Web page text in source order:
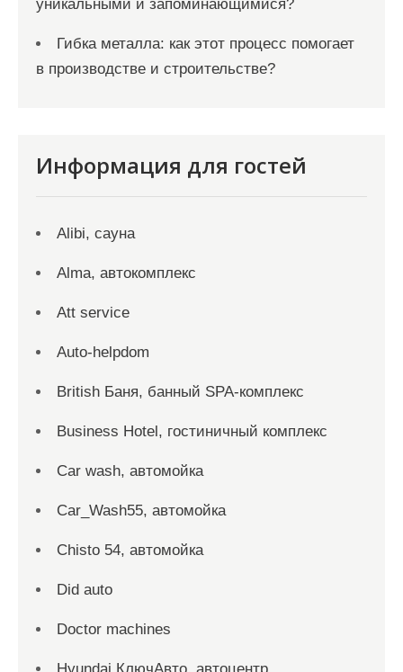
уникальными и запоминающимися?
Гибка металла: как этот процесс помогает
в производстве и строительстве?
Информация для гостей
Alibi, сауна
Alma, автокомплекс
Att service
Auto-helpdom
British Баня, банный SPA-комплекс
Business Hotel, гостиничный комплекс
Car wash, автомойка
Car_Wash55, автомойка
Chisto 54, автомойка
Did auto
Doctor machines